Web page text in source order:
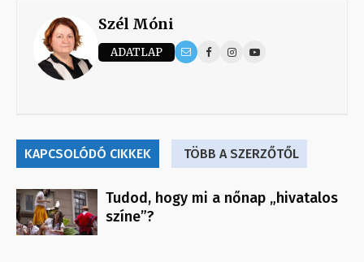
Szél Móni
ADATLAP
KAPCSOLÓDÓ CIKKEK TÖBB A SZERZŐTŐL
Tudod, hogy mi a nőnap „hivatalos
színe”?